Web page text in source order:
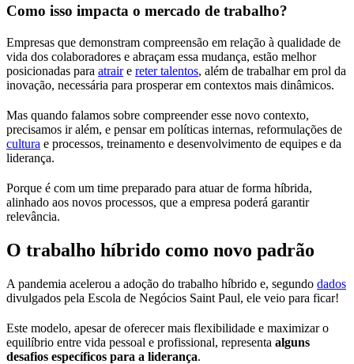
Como isso impacta o mercado de trabalho?
Empresas que demonstram compreensão em relação à qualidade de
vida dos colaboradores e abraçam essa mudança, estão melhor
posicionadas para atraire reter talentos, além de trabalhar em prol da
inovação, necessária para prosperar em contextos mais dinâmicos.
Mas quando falamos sobre compreender esse novo contexto,
precisamos ir além, e pensar em políticas internas, reformulações de
cultura e processos, treinamento e desenvolvimento de equipes e da
liderança.
Porque é com um time preparado para atuar de forma híbrida,
alinhado aos novos processos, que a empresa poderá garantir
relevância.
O trabalho híbrido como novo padrão
A pandemia acelerou a adoção do trabalho híbrido e, segundo dados
divulgados pela Escola de Negócios Saint Paul, ele veio para ficar!
Este modelo, apesar de oferecer mais flexibilidade e maximizar o
equilíbrio entre vida pessoal e profissional, representa alguns
desafios específicos para a liderança.